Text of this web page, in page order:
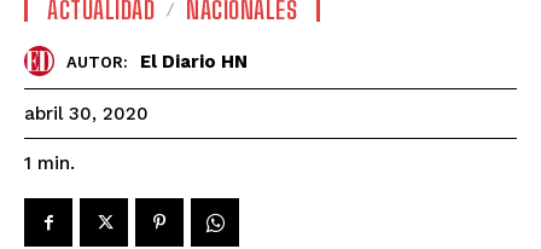
ACTUALIDAD NACIONALES
AUTOR: El Diario HN
abril 30, 2020
1 min.